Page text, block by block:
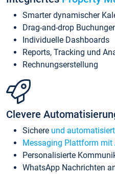
Smarter dynamischer
Drag-and-drop
Individuelle Dashboards
Reports, Tracking und
Rechnungserstellung
Clevere
Sichere und
Messaging Plattform mit
Personalisierte
WhatsApp Nachrichten